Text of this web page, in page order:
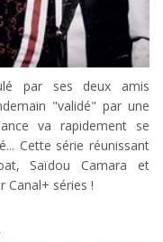
par ses deux amis
"validé" par une
va rapidement se
Cette série réunissant
Saïdou Camara et
Canal+ séries !